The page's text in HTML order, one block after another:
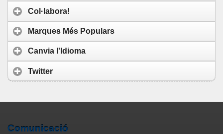
Col·labora!
Marques Més Populars
Canvia l'Idioma
Twitter
Comunicació